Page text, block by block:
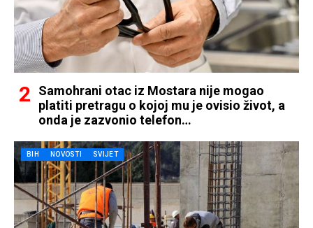
Samohrani otac iz Mostara nije mogao
platiti pretragu o kojoj mu je ovisio život, a
onda je zazvonio telefon…
BIH NOVOSTI SVIJET